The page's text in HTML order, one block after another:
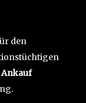
den
Ankauf